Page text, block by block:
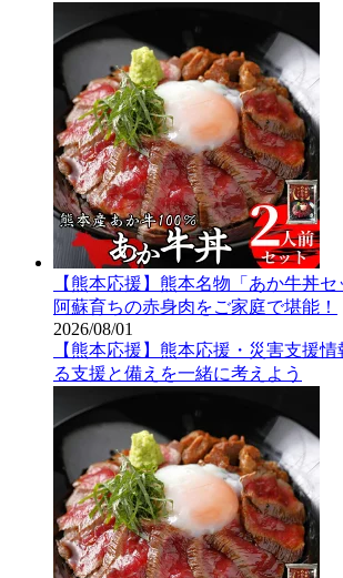
【熊本応援】熊本名物「あか牛丼セ
阿蘇育ちの赤身肉をご家庭で堪能！
2026/08/01
【熊本応援】熊本応援・災害支援
る支援と備えを一緒に考えよう